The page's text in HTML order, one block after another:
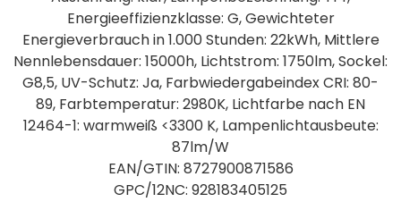
Energieeffizienzklasse: G, Gewichteter
Energieverbrauch in 1.000 Stunden: 22kWh, Mittlere
Nennlebensdauer: 15000h, Lichtstrom: 1750lm, Sockel:
G8,5, UV-Schutz: Ja, Farbwiedergabeindex CRI: 80-
89, Farbtemperatur: 2980K, Lichtfarbe nach EN
12464-1: warmweiß <3300 K, Lampenlichtausbeute:
87lm/W
EAN/GTIN: 8727900871586
GPC/12NC: 928183405125